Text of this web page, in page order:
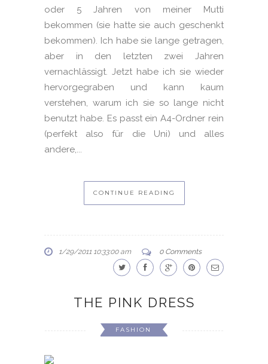
oder 5 Jahren von meiner Mutti
bekommen (sie hatte sie auch geschenkt
bekommen). Ich habe sie lange getragen,
aber in den letzten zwei Jahren
vernachlässigt. Jetzt habe ich sie wieder
hervorgegraben und kann kaum
verstehen, warum ich sie so lange nicht
benutzt habe. Es passt ein A4-Ordner rein
(perfekt also für die Uni) und alles
andere,...
CONTINUE READING
1/29/2011 10:33:00 am 0 Comments
THE PINK DRESS
FASHION